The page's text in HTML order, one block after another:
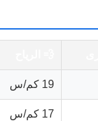
19 كم/س
17 كم/س